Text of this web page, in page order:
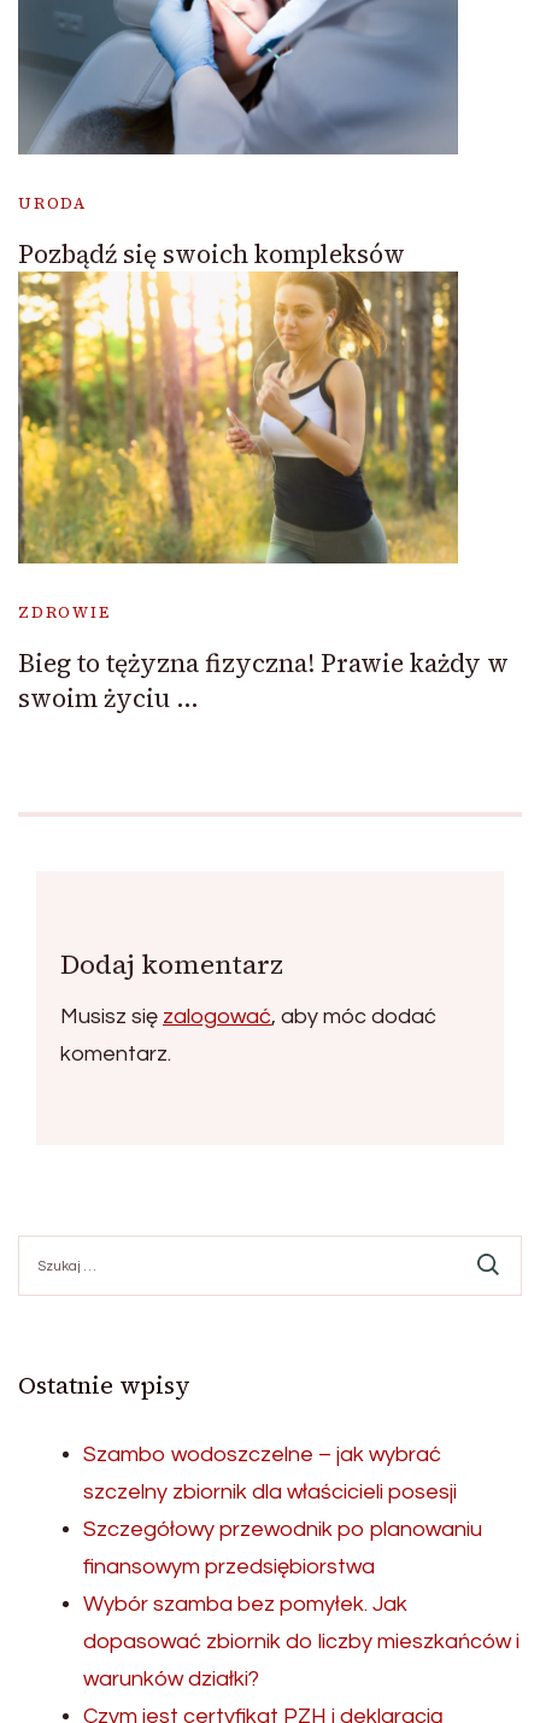
URODA
Pozbądź się swoich kompleksów
ZDROWIE
Bieg to tężyzna fizyczna! Prawie każdy w
swoim życiu …
Dodaj komentarz
Musisz się zalogować, aby móc dodać
komentarz.
Ostatnie wpisy
Szambo wodoszczelne – jak wybrać
szczelny zbiornik dla właścicieli posesji
Szczegółowy przewodnik po planowaniu
finansowym przedsiębiorstwa
Wybór szamba bez pomyłek. Jak
dopasować zbiornik do liczby mieszkańców i
warunków działki?
Czym jest certyfikat PZH i deklaracją